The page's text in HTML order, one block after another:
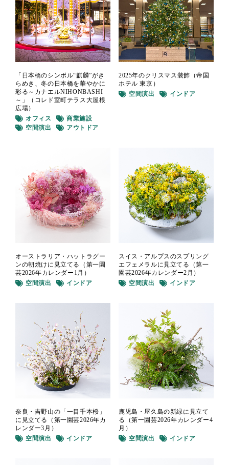
「日本橋のシンボル“麒麟”がき
らめき、冬の日本橋を華やかに
彩る～カナエルNIHONBASHI
～」（コレド室町テラス大屋根
広場）
オフィス
商業施設
空間演出
アウトドア
2025年のクリスマス装飾（帝国
ホテル 東京）
空間演出
インドア
オーストラリア・ハットラグー
ンの朝焼けに見立てる（第一園
芸2026年カレンダー1月）
空間演出
インドア
スイス・アルプスのスプリング
エフェメラルに見立てる（第一
園芸2026年カレンダー2月）
空間演出
インドア
奈良・吉野山の「一目千本桜」
に見立てる（第一園芸2026年カ
レンダー3月）
空間演出
インドア
鹿児島・屋久島の新緑に見立て
る（第一園芸2026年カレンダー4
月）
空間演出
インドア